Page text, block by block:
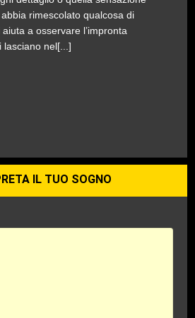
rimescolato qualcosa di
a osservare l’impronta
lasciano nel[...]
IL TUO SOGNO